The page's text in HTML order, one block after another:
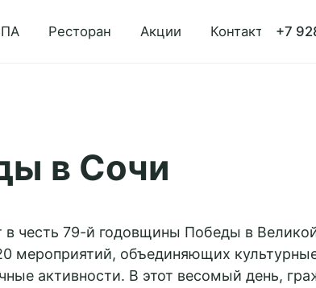
Ресторан Акции Контакты +7
в Сочи
честь 79-й годовщины Победы в
мероприятий, объединяющих
активности. В этот весомый день,